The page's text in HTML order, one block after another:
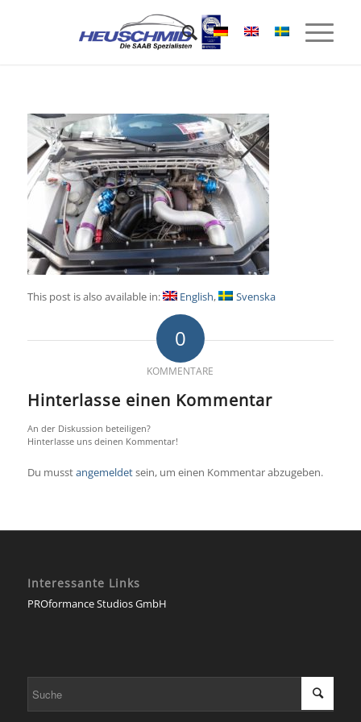
This post is also available in: English Svenska
0
KOMMENTARE
Hinterlasse einen Kommentar
An der Diskussion beteiligen?
Hinterlasse uns deinen Kommentar!
Du musstangemeldetsein, um einen Kommentar abzugeben.
Interessante Links
PROformance Studios GmbH